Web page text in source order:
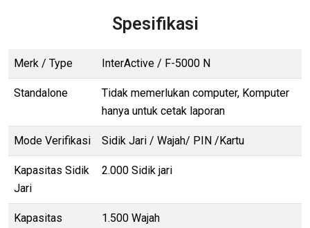
Spesifikasi
Merk / Type InterActive / F-5000 N
Standalone
Tidak memerlukan computer, Komputer
hanya untuk cetak laporan
Mode Verifikasi Sidik Jari / Wajah/ PIN /Kartu
Kapasitas Sidik
Jari
2.000 Sidik jari
Kapasitas
1.500 Wajah